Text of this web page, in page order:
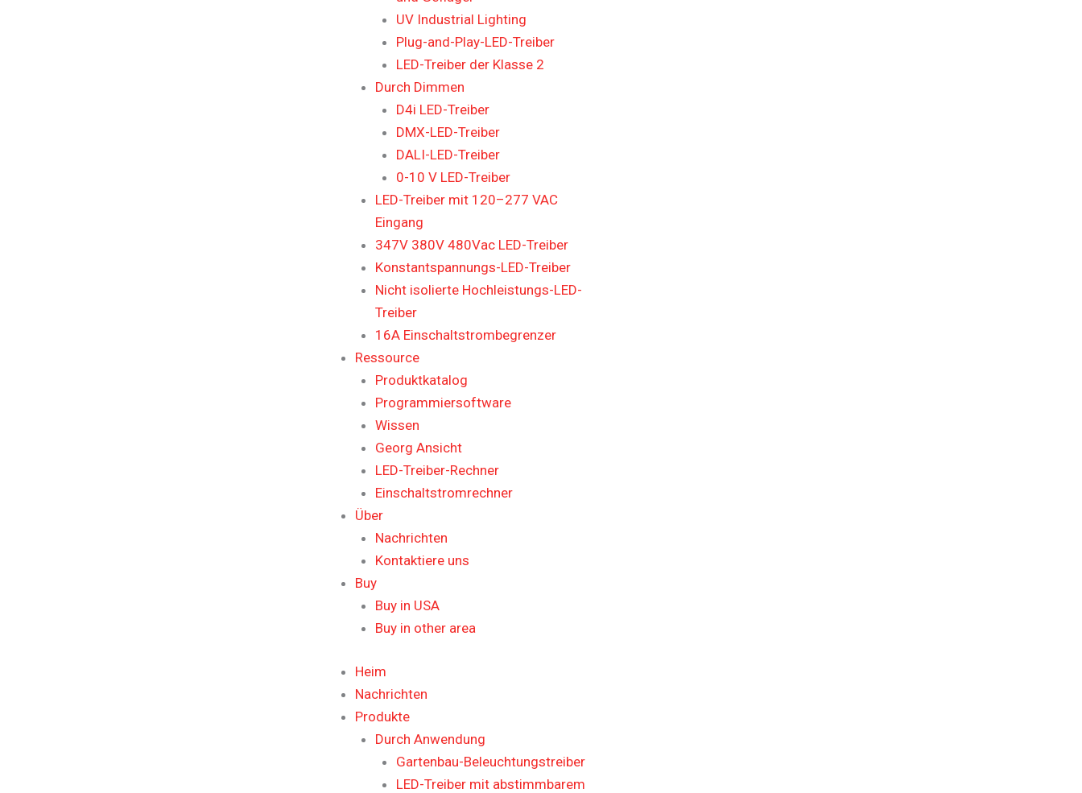
UV Industrial Lighting
Plug-and-Play-LED-Treiber
LED-Treiber der Klasse 2
Durch Dimmen
D4i LED-Treiber
DMX-LED-Treiber
DALI-LED-Treiber
0-10 V LED-Treiber
LED-Treiber mit 120–277 VAC
Eingang
347V 380V 480Vac LED-Treiber
Konstantspannungs-LED-Treiber
Nicht isolierte Hochleistungs-LED-
Treiber
16A Einschaltstrombegrenzer
Ressource
Produktkatalog
Programmiersoftware
Wissen
Georg Ansicht
LED-Treiber-Rechner
Einschaltstromrechner
Über
Nachrichten
Kontaktiere uns
Buy
Buy in USA
Buy in other area
Heim
Nachrichten
Produkte
Durch Anwendung
Gartenbau-Beleuchtungstreiber
LED-Treiber mit abstimmbarem